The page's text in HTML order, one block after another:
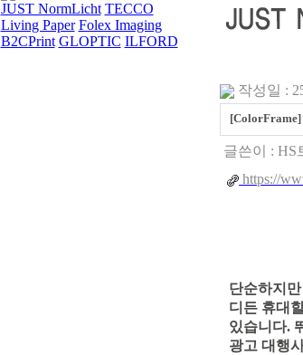
JUST NormLicht TECCO
Living Paper Folex Imaging
B2CPrint GLOPTIC ILFORD
작성일 :
글쓴이 : HS
https://
단순하지
디든 휴대
있습니다.
광고 대행